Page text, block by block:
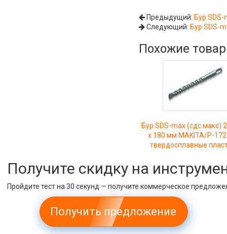
Предыдущий: Бур
Следующий: Бур SDS-
Похожие
Бур SDS-max (сдс макс)
х 180 мм MAKITA/P-
твердосплавные
Получите скидку на
Пройдите тест на 30 секунд — получите коммерческое
Получить предложение